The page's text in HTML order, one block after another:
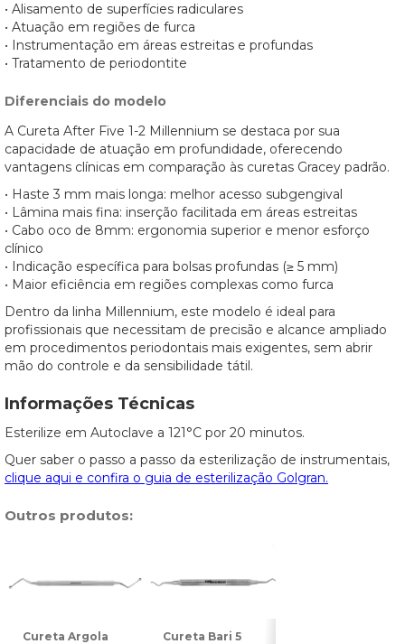
• Alisamento de superfícies radiculares
• Atuação em regiões de furca
• Instrumentação em áreas estreitas e profundas
• Tratamento de periodontite
Diferenciais do modelo
A Cureta After Five 1-2 Millennium se destaca por sua
capacidade de atuação em profundidade, oferecendo
vantagens clínicas em comparação às curetas Gracey padrão.
• Haste 3 mm mais longa: melhor acesso subgengival
• Lâmina mais fina: inserção facilitada em áreas estreitas
• Cabo oco de 8mm: ergonomia superior e menor esforço
clínico
• Indicação específica para bolsas profundas (≥ 5 mm)
• Maior eficiência em regiões complexas como furca
Dentro da linha Millennium, este modelo é ideal para
profissionais que necessitam de precisão e alcance ampliado
em procedimentos periodontais mais exigentes, sem abrir
mão do controle e da sensibilidade tátil.
Informações Técnicas
Esterilize em Autoclave a 121°C por 20 minutos.
Quer saber o passo a passo da esterilização de instrumentais,
clique aqui e confira o guia de esterilização Golgran.
Outros produtos:
Cureta Argola Cureta Bari 5